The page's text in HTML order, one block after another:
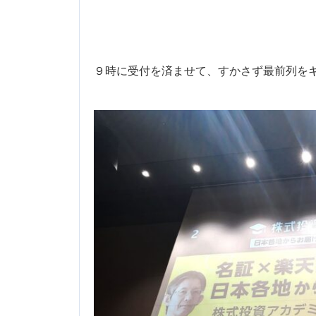
９時に受付を済ませて、すかさず最前列を